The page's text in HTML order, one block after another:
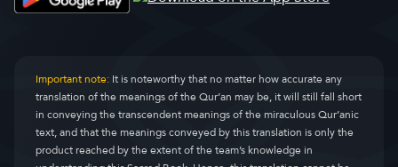
Important note:It is noteworthy that no matter how accurate any
translation of the meanings of the Qur’an may be, it will still fall short
in conveying the transcendent meanings of the miraculous Qur’anic
text, and that the meanings conveyed by this translation is only the
product reached by the extent of the team’s knowledge in